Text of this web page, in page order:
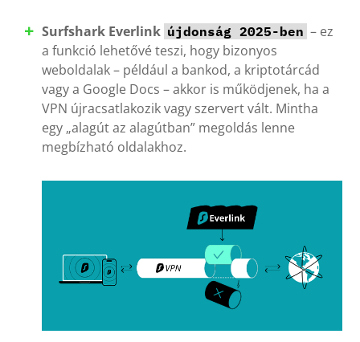
Surfshark Everlink újdonság 2025-ben – ez
a funkció lehetővé teszi, hogy bizonyos
weboldalak – például a bankod, a kriptotárcád
vagy a Google Docs – akkor is működjenek, ha a
VPN újracsatlakozik vagy szervert vált. Mintha
egy „alagút az alagútban” megoldás lenne
megbízható oldalakhoz.